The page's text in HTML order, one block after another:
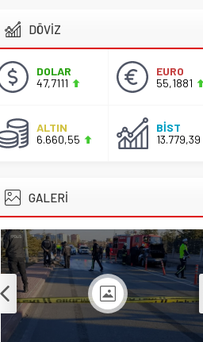
şekilde Can Verdi
2 Nisan 2025 12:53
DÖVİZ
DOLAR
47,7111
EURO
55,1881
ALTIN
6.660,55
BİST
13.779,39
GALERİ